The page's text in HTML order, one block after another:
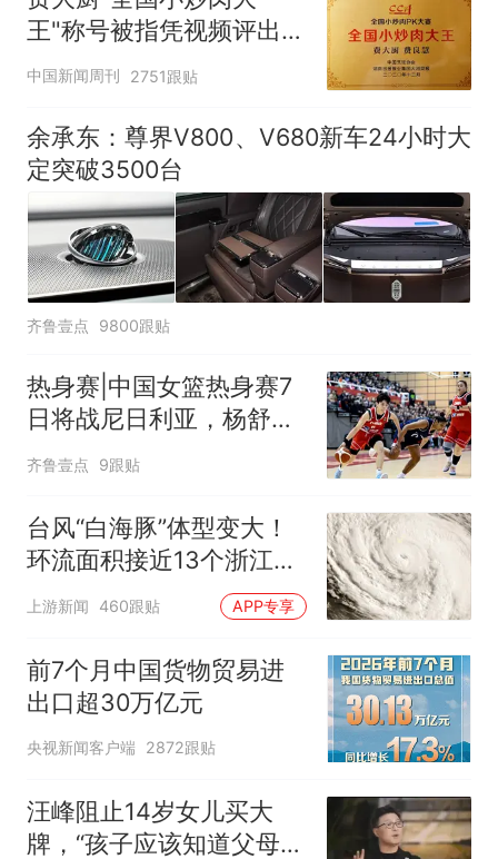
王"称号被指凭视频评出
官方回应
中国新闻周刊 2751跟贴
余承东：尊界V800、V680新车24小时大
定突破3500台
齐鲁壹点 9800跟贴
热身赛|中国女篮热身赛7
日将战尼日利亚，杨舒予
有望出战
齐鲁壹点 9跟贴
台风“白海豚”体型变大！
环流面积接近13个浙江那
么大
上游新闻 460跟贴 APP专享
前7个月中国货物贸易进
出口超30万亿元
央视新闻客户端 2872跟贴
汪峰阻止14岁女儿买大
牌，“孩子应该知道父母的